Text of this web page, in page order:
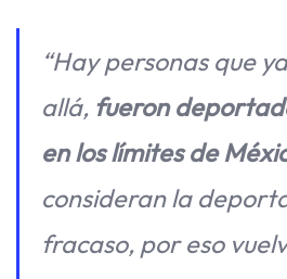
“Hay personas que
allá, fueron
en los límites de
consideran la
fracaso, por eso